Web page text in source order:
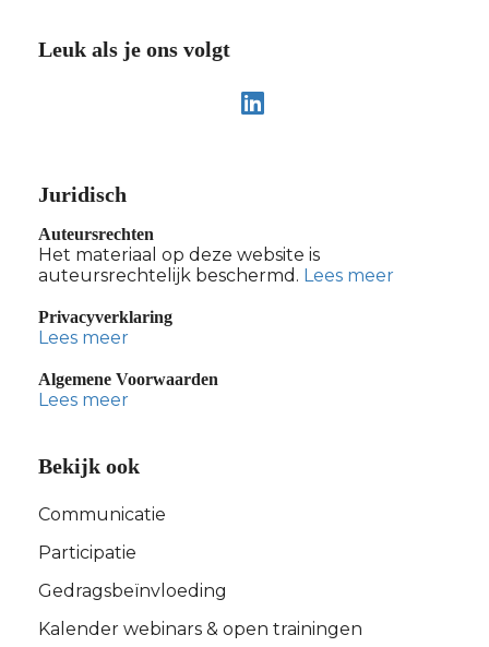
Leuk als je ons volgt
Juridisch
Auteursrechten
Het materiaal op deze website is
auteursrechtelijk beschermd. Lees meer
Privacyverklaring
Lees meer
Algemene Voorwaarden
Lees meer
Bekijk ook
Communicatie
Participatie
Gedragsbeïnvloeding
Kalender webinars & open trainingen